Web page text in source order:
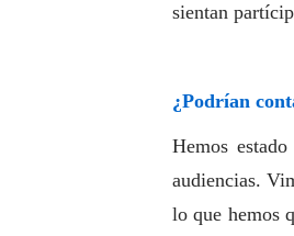
sientan
¿Podrían
Hemos
audiencias.
lo que hemos